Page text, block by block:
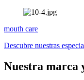
mouth care
Descubre nuestras
Nuestra marca